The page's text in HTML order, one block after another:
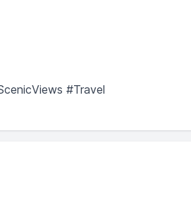
#Travel